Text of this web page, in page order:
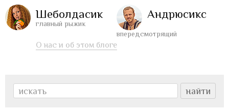
Шеболдасик
главный рыжик
Андрюсикс
впередсмотрящий
О нас и об этом блоге